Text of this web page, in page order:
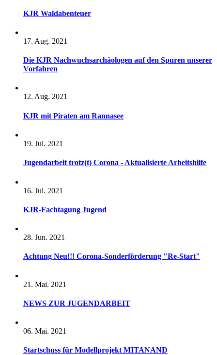
KJR Waldabenteuer
17. Aug. 2021
Die KJR Nachwuchsarchäologen auf den Spuren unserer
Vorfahren
12. Aug. 2021
KJR mit Piraten am Rannasee
19. Jul. 2021
Jugendarbeit trotz(t) Corona - Aktualisierte Arbeitshilfe
16. Jul. 2021
KJR-Fachtagung Jugend
28. Jun. 2021
Achtung Neu!!! Corona-Sonderförderung "Re-Start"
21. Mai. 2021
NEWS ZUR JUGENDARBEIT
06. Mai. 2021
Startschuss für Modellprojekt MITANAND